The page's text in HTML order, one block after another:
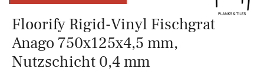
Floorify Rigid-Vinyl Fischgrat
Anago 750x125x4,5 mm,
Nutzschicht 0,4 mm